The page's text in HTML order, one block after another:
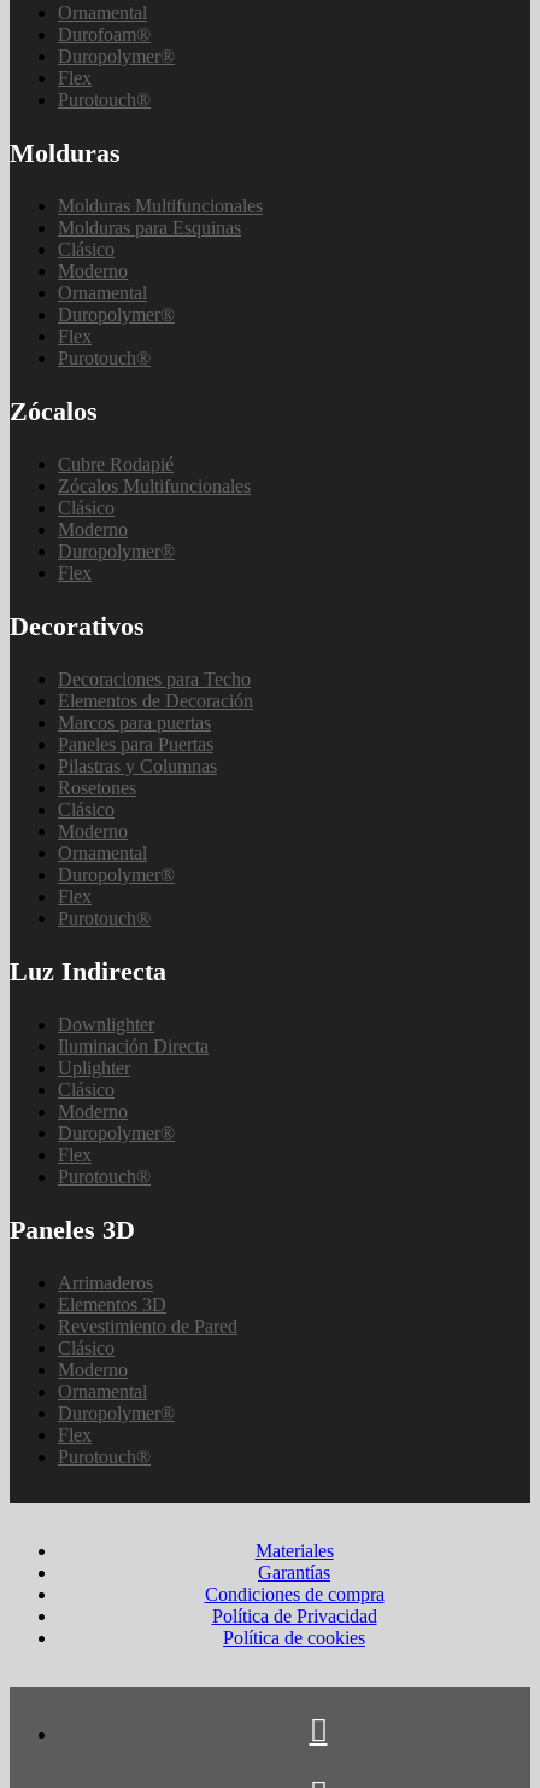
Ornamental
Durofoam®
Duropolymer®
Flex
Purotouch®
Molduras
Molduras Multifuncionales
Molduras para Esquinas
Clásico
Moderno
Ornamental
Duropolymer®
Flex
Purotouch®
Zócalos
Cubre Rodapié
Zócalos Multifuncionales
Clásico
Moderno
Duropolymer®
Flex
Decorativos
Decoraciones para Techo
Elementos de Decoración
Marcos para puertas
Paneles para Puertas
Pilastras y Columnas
Rosetones
Clásico
Moderno
Ornamental
Duropolymer®
Flex
Purotouch®
Luz Indirecta
Downlighter
Iluminación Directa
Uplighter
Clásico
Moderno
Duropolymer®
Flex
Purotouch®
Paneles 3D
Arrimaderos
Elementos 3D
Revestimiento de Pared
Clásico
Moderno
Ornamental
Duropolymer®
Flex
Purotouch®
Materiales
Garantías
Condiciones de compra
Política de Privacidad
Política de cookies